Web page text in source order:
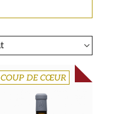
COUP DE CŒUR